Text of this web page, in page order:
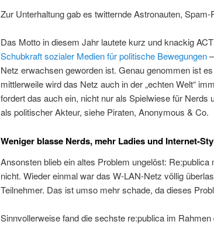
Zur Unterhaltung gab es twitternde Astronauten,
Das Motto in diesem Jahr lautete kurz und knackig
Schubkraft sozialer Medien für politische Bewegungen–
Netz erwachsen geworden ist. Genau genommen ist
mittlerweile wird das Netz auch in der „echten Welt“
fordert das auch ein, nicht nur als Spielwiese für Nerds
als politischer Akteur, siehe Piraten, Anonymous & Co.
Weniger blasse Nerds, mehr Ladies und Internet-
Ansonsten blieb ein altes Problem ungelöst:
nicht. Wieder einmal war das W-LAN-Netz völlig
Teilnehmer. Das ist umso mehr schade, da dieses
Sinnvollerweise fand die sechste re:publica im Rahmen